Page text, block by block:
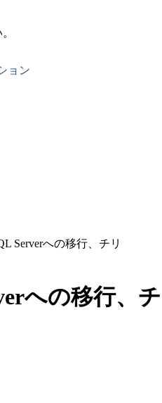
ョン
Serverへの移行、チリ
への移行、チ